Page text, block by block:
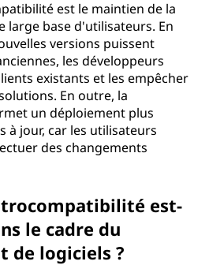
est le maintien de la
large base d'utilisateurs. En
versions puissent
les développeurs
existants et les empêcher
En outre, la
un déploiement plus
à jour, car les utilisateurs
des changements
est-
le cadre du
de logiciels ?